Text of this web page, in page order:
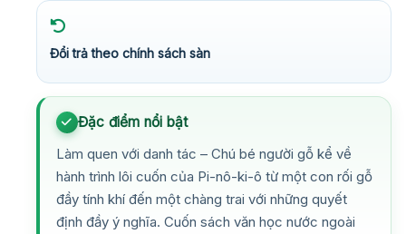
Đổi trả theo chính sách sàn
Đặc điểm nổi bật
Làm quen với danh tác – Chú bé người gỗ kể về
hành trình lôi cuốn của Pi-nô-ki-ô từ một con rối gỗ
đầy tính khí đến một chàng trai với những quyết
định đầy ý nghĩa. Cuốn sách văn học nước ngoài